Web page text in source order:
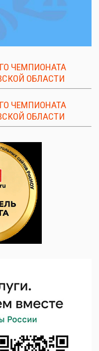
ЧЕМПИОНАТА
ОБЛАСТИ
ЧЕМПИОНАТА
ОБЛАСТИ